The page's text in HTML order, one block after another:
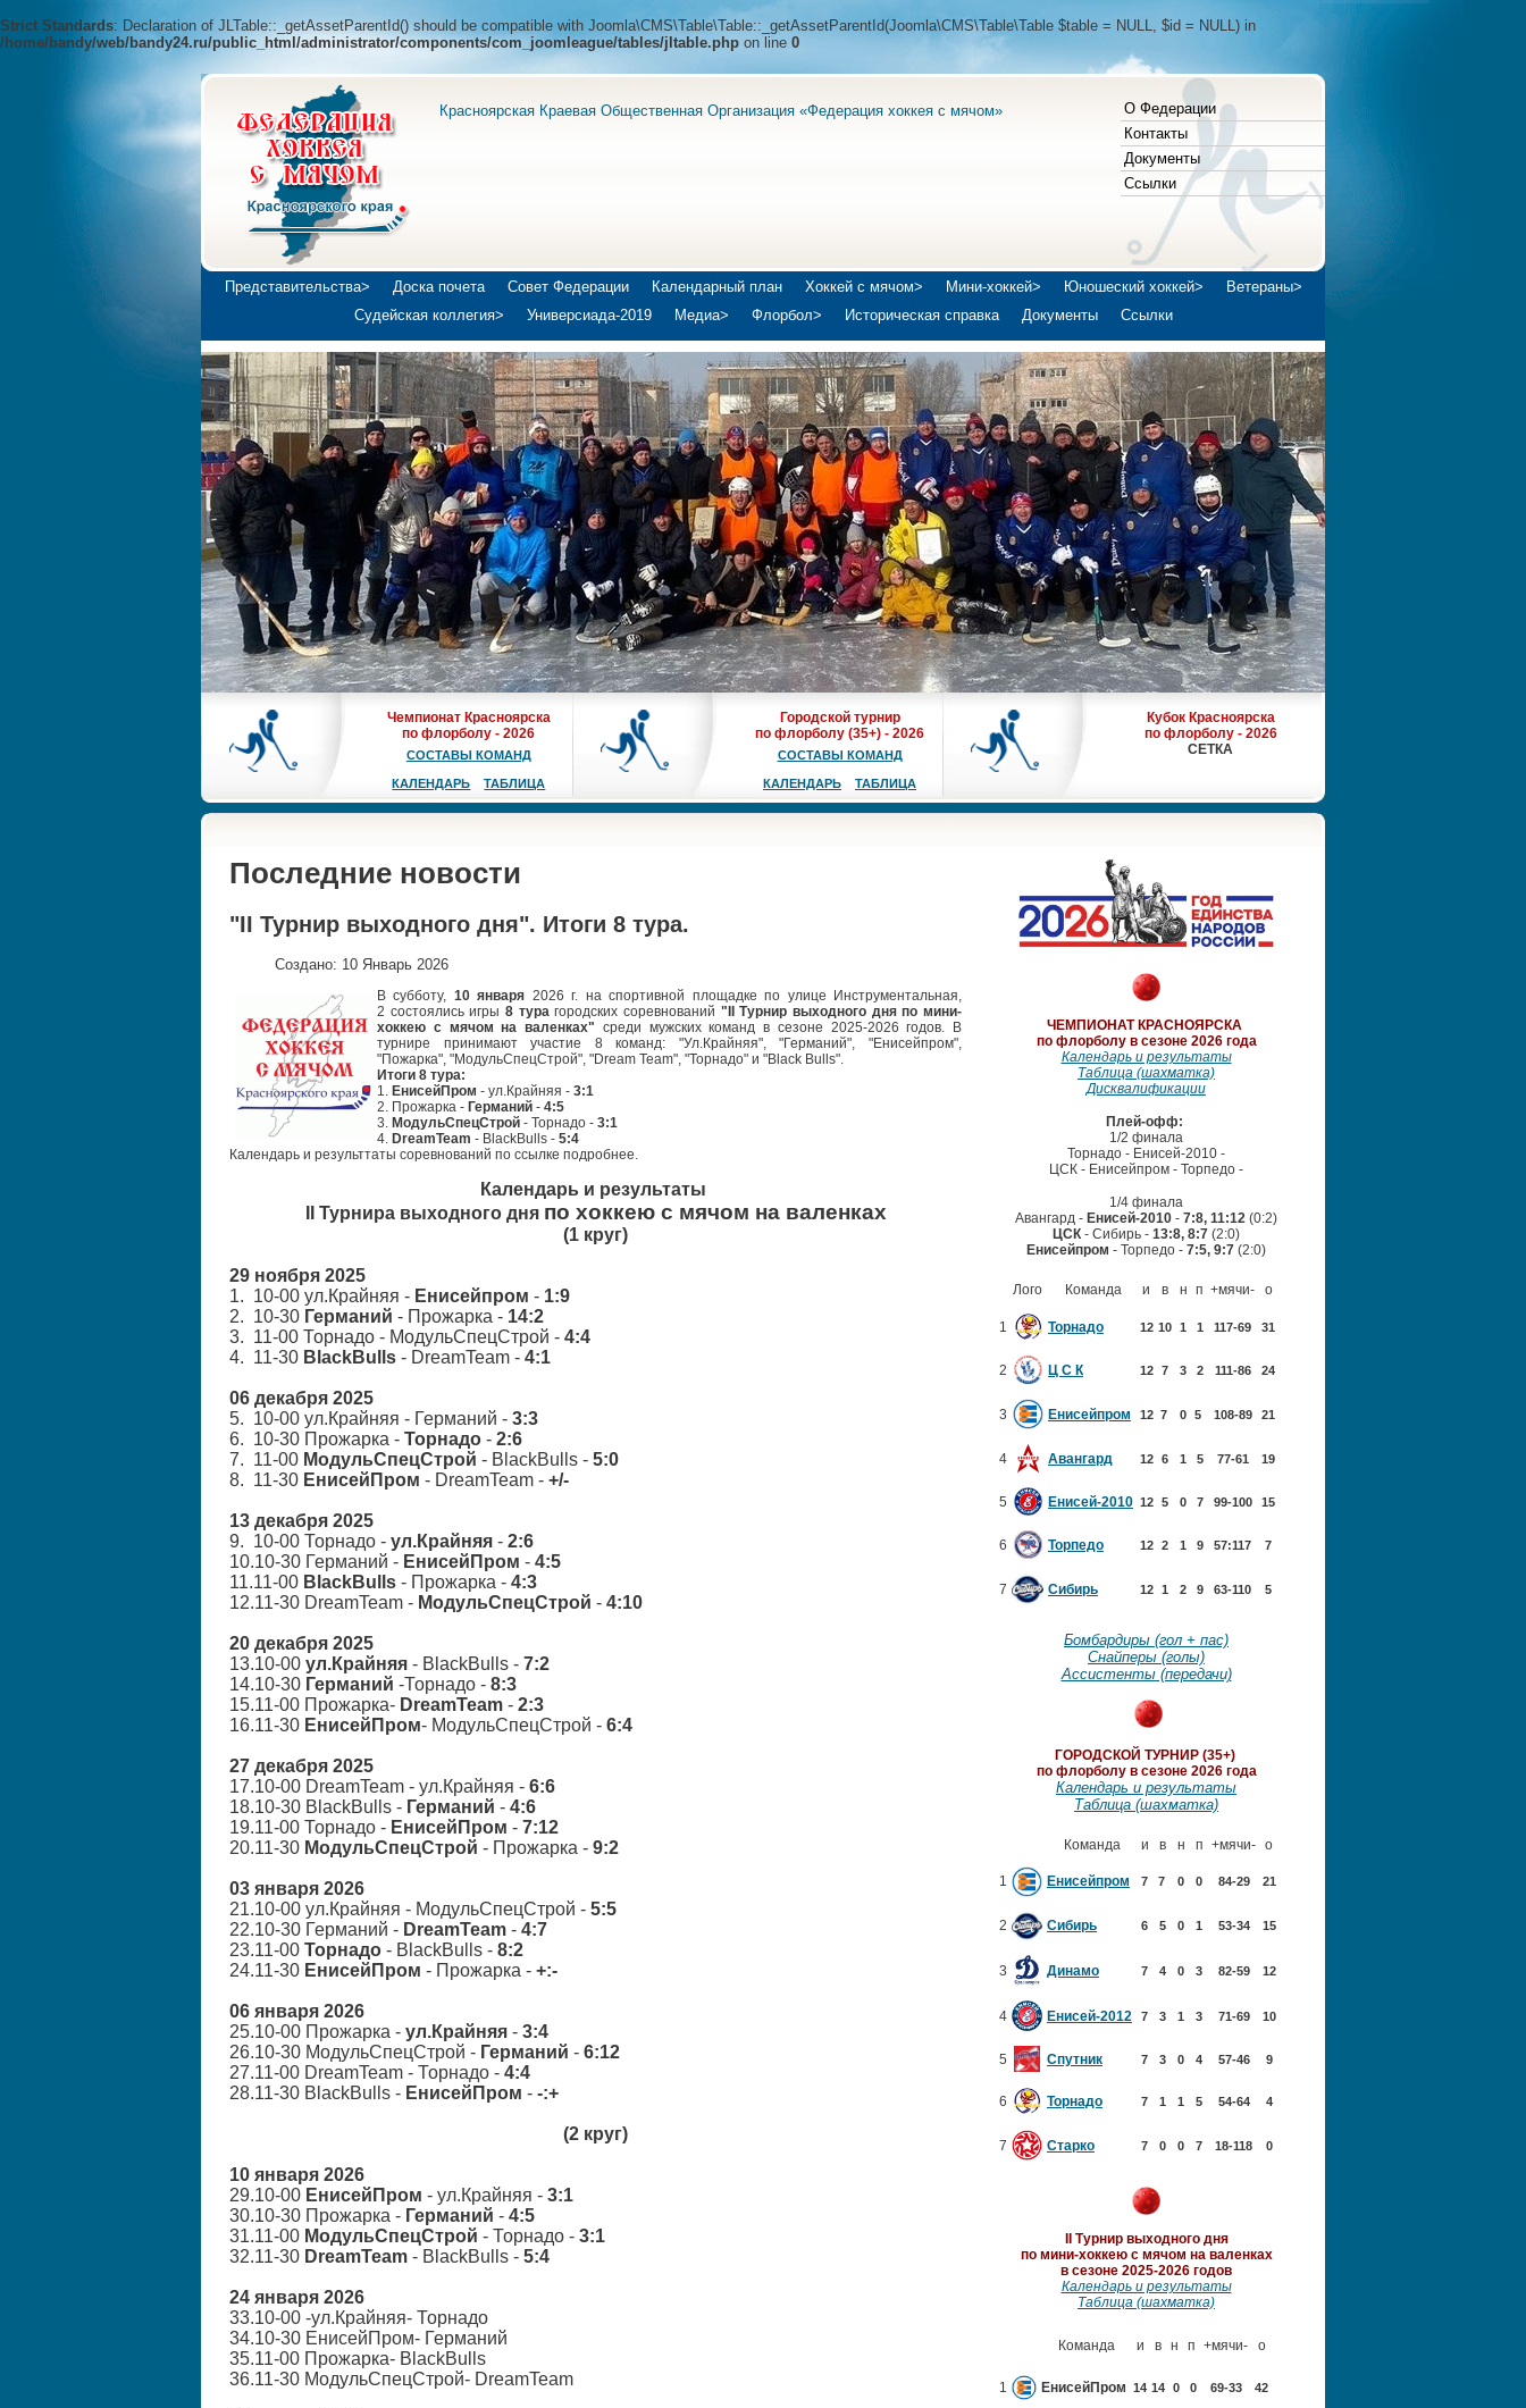
Strict Standards: Declaration of JLTable::_getAssetParentId() should be compatible with Joomla\CMS\Table\Table::_getAssetParentId(Joomla\CMS\Table\Table $table = NULL, $id = NULL) in
/home/bandy/web/bandy24.ru/public_html/administrator/components/com_joomleague/tables/jltable.php on line 0
О Федерации
Контакты
Документы
Ссылки
Красноярская Краевая Общественная Организация «Федерация хоккея с мячом»
Представительства> Доска почета Совет Федерации Календарный план Хоккей с мячом> Мини-хоккей> Юношеский хоккей>
Ветераны>
Судейская коллегия>
Универсиада-2019 Медиа> Флорбол> Историческая справка Документы Ссылки
Чемпионат Красноярска
по флорболу - 2026
СОСТАВЫ КОМАНД
КАЛЕНДАРЬ ТАБЛИЦА
Городской турнир
по флорболу (35+) - 2026
СОСТАВЫ КОМАНД
КАЛЕНДАРЬ ТАБЛИЦА
Кубок Красноярска
по флорболу - 2026
СЕТКА
Последние новости
"II Турнир выходного дня". Итоги 8 тура.
Создано: 10 Январь 2026
В субботу, 10 января 2026 г. на спортивной площадке по улице
Инструментальная,
2 состоялись игры 8 турагородских соревнований "II Турнир выходного дня по мини-
хоккею с мячом на валенках" среди мужских команд в сезоне 2025-2026 годов. В
турнире принимают участие 8 команд: "Ул.Крайняя","Германий","Енисейпром",
"Пожарка", "МодульСпецСтрой", "Dream Team", "Торнадо" и "Black Bulls".
Итоги 8 тура:
1. ЕнисейПром - ул.Крайняя - 3:1
2. Прожарка - Германий - 4:5
3. МодульСпецСтрой - Торнадо - 3:1
4. DreamTeam - BlackBulls - 5:4
Календарь и результтаты соревнований по ссылке подробнее.
Календарь и результаты
Турнира выходного дня по хоккею с мячом на валенках
(1 круг)
29 ноября 2025
1. 10-00 ул.Крайняя - Енисейпром - 1:9
2. 10-30 Германий - Прожарка - 14:2
3. 11-00 Торнадо - МодульСпецСтрой - 4:4
4. 11-30 BlackBulls - DreamTeam - 4:1
06 декабря 2025
5. 10-00 ул.Крайняя - Германий - 3:3
6. 10-30 Прожарка - Торнадо - 2:6
7. 11-00 МодульСпецСтрой - BlackBulls - 5:0
8. 11-30 ЕнисейПром - DreamTeam - +/-
13 декабря 2025
9. 10-00 Торнадо - ул.Крайняя - 2:6
10.10-30 Германий - ЕнисейПром - 4:5
11.11-00 BlackBulls - Прожарка - 4:3
12.11-30 DreamTeam - МодульСпецСтрой - 4:10
20 декабря 2025
13.10-00 ул.Крайняя - BlackBulls - 7:2
14.10-30 Германий -Торнадо - 8:3
15.11-00 Прожарка- DreamTeam - 2:3
16.11-30 ЕнисейПром- МодульСпецСтрой - 6:4
27 декабря 2025
17.10-00 DreamTeam - ул.Крайняя - 6:6
18.10-30 BlackBulls - Германий - 4:6
19.11-00 Торнадо - ЕнисейПром - 7:12
20.11-30 МодульСпецСтрой - Прожарка - 9:2
03 января 2026
21.10-00 ул.Крайняя - МодульСпецСтрой - 5:5
22.10-30 Германий - DreamTeam - 4:7
23.11-00 Торнадо - BlackBulls - 8:2
24.11-30 ЕнисейПром - Прожарка - +:-
06 января 2026
25.10-00 Прожарка - ул.Крайняя - 3:4
26.10-30 МодульСпецСтрой - Германий - 6:12
27.11-00 DreamTeam - Торнадо - 4:4
28.11-30 BlackBulls - ЕнисейПром - -:+
(2 круг)
10 января 2026
29.10-00 ЕнисейПром - ул.Крайняя - 3:1
30.10-30 Прожарка - Германий - 4:5
31.11-00 МодульСпецСтрой - Торнадо - 3:1
32.11-30 DreamTeam - BlackBulls - 5:4
24 января 2026
33.10-00 -ул.Крайняя- Торнадо
34.10-30 ЕнисейПром- Германий
35.11-00 Прожарка- BlackBulls
36.11-30 МодульСпецСтрой- DreamTeam
ЧЕМПИОНАТ КРАСНОЯРСКА
по флорболу в сезоне 2026 года
Календарь и результаты
Таблица (шахматка)
Дисквалификации
Плей-офф:
1/2 финала
Торнадо - Енисей-2010 -
ЦСК - Енисейпром - Торпедо -
1/4 финала
Авангард - Енисей-2010 - 7:8, 11:12 (0:2)
ЦСК - Сибирь - 13:8, 8:7 (2:0)
Енисейпром - Торпедо - 7:5, 9:7 (2:0)
Лого Команда и в н п +мячи- о
1 Торнадо 12 10 1 1 117-69 31
2 Ц С К 12 7 3 2 111-86 24
3 Енисейпром 12 7 0 5 108-89 21
4 Авангард 12 6 1 5 77-61 19
5 Енисей-2010 12 5 0 7 99-100 15
6 Торпедо 12 2 1 9 57:117 7
7 Сибирь 12 1 2 9 63-110 5
Бомбардиры (гол + пас)
Снайперы (голы)
Ассистенты (передачи)
ГОРОДСКОЙ ТУРНИР (35+)
по флорболу в сезоне 2026 года
Календарь и результаты
Таблица (шахматка)
Команда и в н п +мячи- о
1 Енисейпром 7 7 0 0 84-29 21
2 Сибирь 6 5 0 1 53-34 15
3 Динамо 7 4 0 3 82-59 12
4 Енисей-2012 7 3 1 3 71-69 10
5 Спутник 7 3 0 4 57-46 9
6 Торнадо 7 1 1 5 54-64 4
7 Старко 7 0 0 7 18-118 0
II Турнир выходного дня
по мини-хоккею с мячом на валенках
в сезоне 2025-2026 годов
Календарь и результаты
Таблица (шахматка)
Команда и в н п +мячи- о
1 ЕнисейПром 14 14 0 0 69-33 42